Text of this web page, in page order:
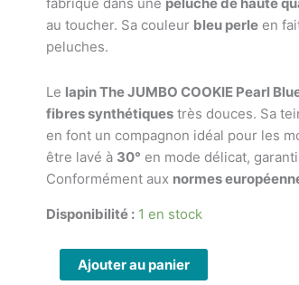
au toucher. Sa couleur bleu perle en
peluches.
Le lapin The JUMBO COOKIE Pearl
fibres synthétiques très douces. Sa
en font un compagnon idéal pour les
être lavé à 30° en mode délicat,
Conformément aux normes
Disponibilité : 1 en stock
-
BUKOWSKI
-
cm
Ajouter au panier